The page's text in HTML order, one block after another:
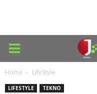
Home LifeStyle
LIFESTYLE TEKNO